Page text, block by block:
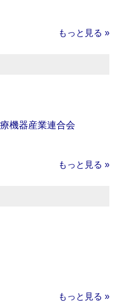
もっと見る »
機器産業連合会
もっと見る »
もっと見る »